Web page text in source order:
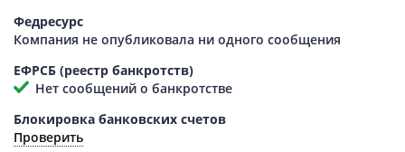
Федресурс
Компания не опубликовала ни одного сообщения
ЕФРСБ (реестр банкротств)
Нет сообщений о банкротстве
Блокировка банковских счетов
Проверить